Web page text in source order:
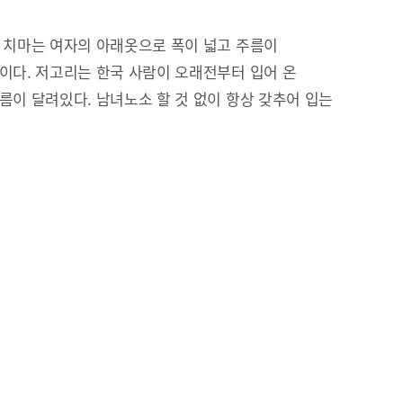
마는 여자의 아래옷으로 폭이 넓고 주름이
다. 저고리는 한국 사람이 오래전부터 입어 온
이 달려있다. 남녀노소 할 것 없이 항상 갖추어 입는